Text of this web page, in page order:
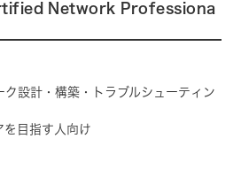
Network Professiona
ク設計・構築・トラブルシューティン
を目指す人向け